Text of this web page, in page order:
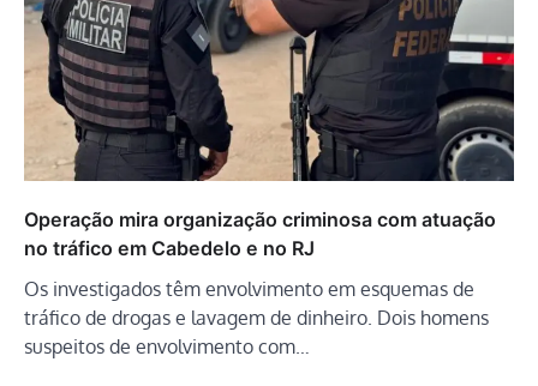
Operação mira organização criminosa com atuação
no tráfico em Cabedelo e no RJ
Os investigados têm envolvimento em esquemas de
tráfico de drogas e lavagem de dinheiro. Dois homens
suspeitos de envolvimento com…